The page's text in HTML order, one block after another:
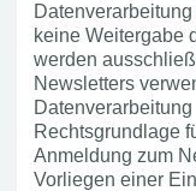
keine Weitergabe
werden
Newsletters
Datenverarbeitung
Rechtsgrundlage
Anmeldung zum
Vorliegen einer